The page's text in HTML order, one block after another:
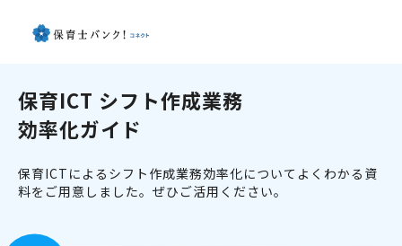
保育ICT シフト作成業務
効率化ガイド
保育ICTによるシフト作成業務効率化についてよくわかる資
料をご用意しました。ぜひご活用ください。